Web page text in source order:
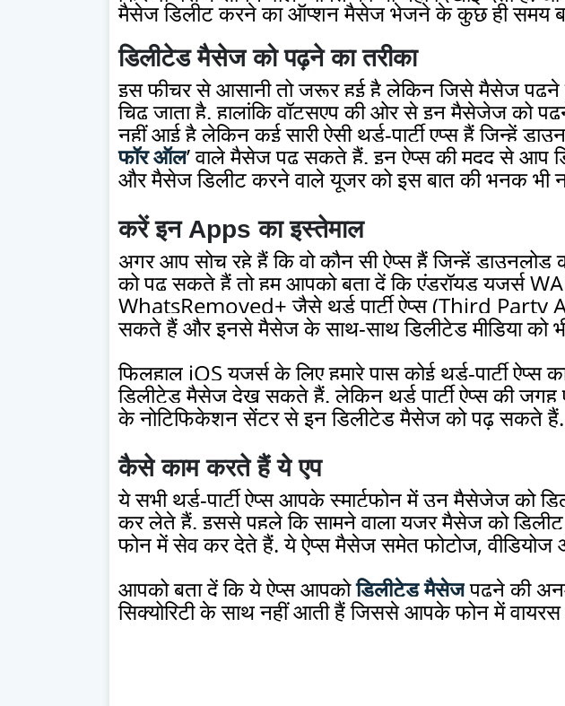
मैसेज डिलीट करने का ऑप्शन मैसेज भेजने के कुछ ही समय
डिलीटेड मैसेज को पढ़ने का तरीका
इस फीचर से आसानी तो जरूर हुई है लेकिन जिसे मैसेज पढ़ने
चिढ़ जाता है. हालांकि वॉट्सएप की ओर से इन मैसेजेज को
नहीं आई है लेकिन कई सारी ऐसी थर्ड-पार्टी एप्स हैं जिन्हें
फॉर ऑल’ वाले मैसेज पढ़ सकते हैं. इन ऐप्स की मदद से आप
और मैसेज डिलीट करने वाले यूजर को इस बात की भनक भी
करें इन Apps का इस्तेमाल
अगर आप सोच रहे हैं कि वो कौन सी ऐप्स हैं जिन्हें
को पढ़ सकते हैं तो हम आपको बता दें कि एंड्रॉयड यूजर्स
WhatsRemoved+ जैसे थर्ड पार्टी ऐप्स (Third Party
सकते हैं और इनसे मैसेज के साथ-साथ डिलीटेड मीडिया को
फिलहाल iOS यूजर्स के लिए हमारे पास कोई थर्ड-पार्टी
डिलीटेड मैसेज देख सकते हैं. लेकिन थर्ड पार्टी ऐप्स की
के नोटिफिकेशन सेंटर से इन डिलीटेड मैसेज को पढ़ सकते हैं.
कैसे काम करते हैं ये एप
ये सभी थर्ड-पार्टी ऐप्स आपके स्मार्टफोन में उन मैसेजेज को
कर लेते हैं. इससे पहले कि सामने वाला यूजर मैसेज को
फोन में सेव कर देते हैं. ये ऐप्स मैसेज समेत फोटोज, वीडियोज
आपको बता दें कि ये ऐप्स आपकोडिलीटेड मैसेजपढ़ने की
सिक्योरिटी के साथ नहीं आती हैं जिससे आपके फोन में